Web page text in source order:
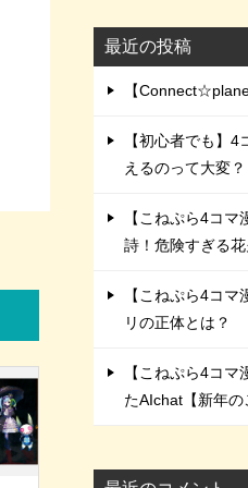
最近の投稿
【
【初心者でも】
えるのって大変
【こねぷら4コ
詩！危険すぎる花
【こねぷら4コ
リの正体とは？
【こねぷら4コ
たAIchat【新年の